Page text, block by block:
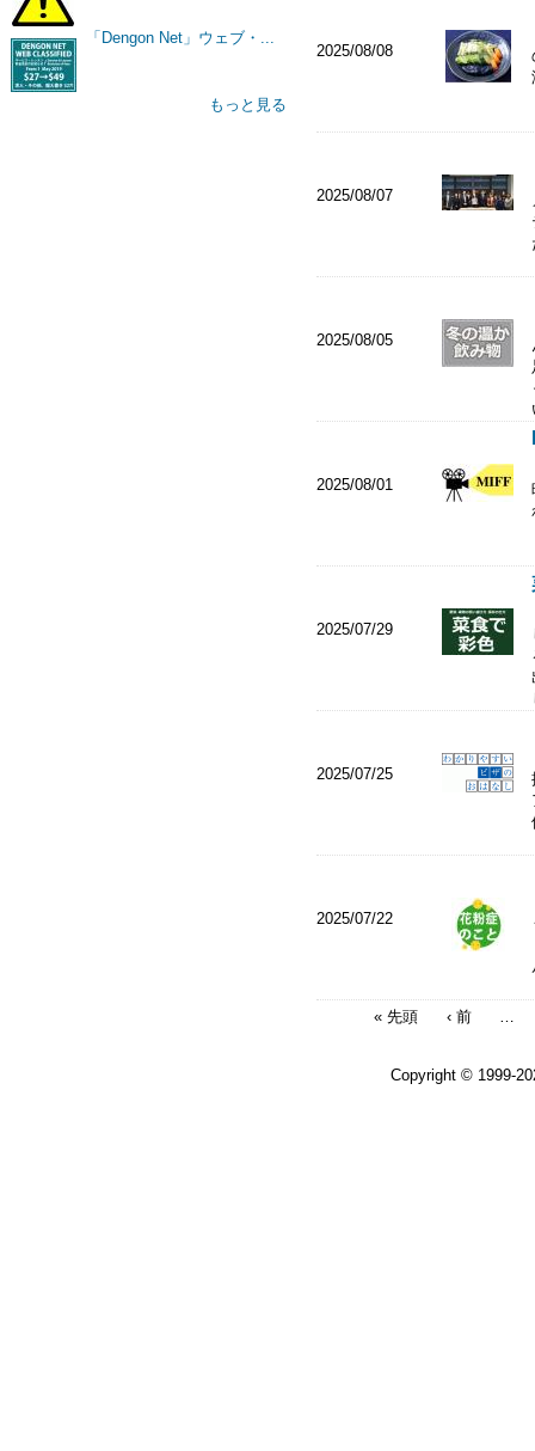
「Dengon Net」ウェブ・...
もっと見る
2025/08/08
2025/08/07
2025/08/05
2025/08/01
2025/07/29
2025/07/25
2025/07/22
« 先頭 ‹ 前
Copyright © 1999-